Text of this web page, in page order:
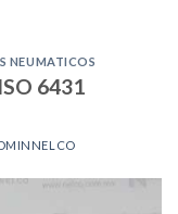
NEUMATICOS
6431